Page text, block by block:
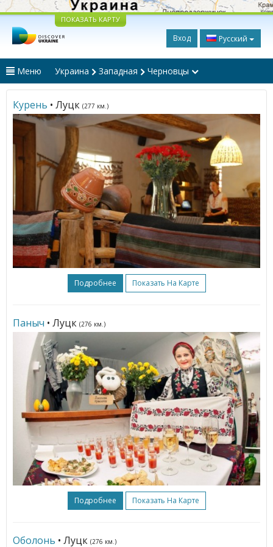
ПОКАЗАТЬ КАРТУ
Вход Русский
Меню Украина Западная Черновцы
Курень • Луцк (277 км.)
Подробнее Показать На Карте
Паныч • Луцк (276 км.)
Подробнее Показать На Карте
Оболонь • Луцк (276 км.)